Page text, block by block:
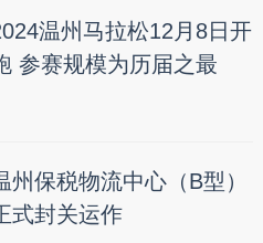
温州马拉松12月8日开
参赛规模为历届之最
州保税物流中心（B型）
式封关运作